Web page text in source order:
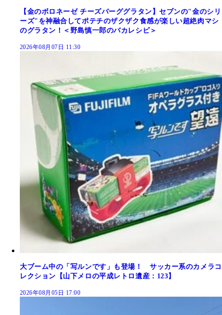
【金のボロネーゼ チーズバーググラタン】セブンの"金のシリ
ーズ"を神融合してポテチのザクザク食感が楽しい超絶肉マシ
のグラタン！＜野島慎一郎のバカレシピ＞
2026年08月07日 11:30
大ブーム中の「写ルンです」も登場！ サッカー系のカメラコ
レクション【山下メロの平成レトロ遺産：123】
2026年08月05日 17:00